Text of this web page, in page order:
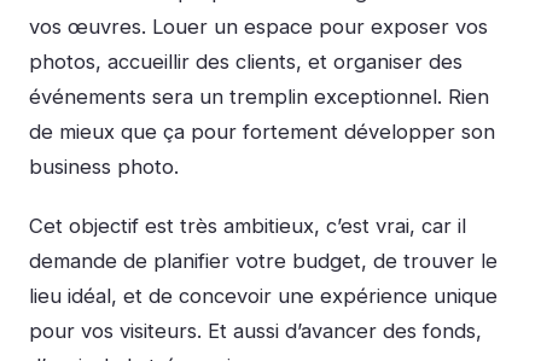
vos œuvres. Louer un espace pour exposer vos
photos, accueillir des clients, et organiser des
événements sera un tremplin exceptionnel. Rien
de mieux que ça pour fortement développer son
business photo.
Cet objectif est très ambitieux, c’est vrai, car il
demande de planifier votre budget, de trouver le
lieu idéal, et de concevoir une expérience unique
pour vos visiteurs. Et aussi d’avancer des fonds,